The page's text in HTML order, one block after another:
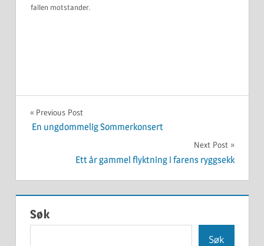
fallen motstander.
UKATEGORISERT
Innleggsnavigasjon
Previous Post
En ungdommelig Sommerkonsert
Next Post
Ett år gammel flyktning i farens ryggsekk
Søk
Søk